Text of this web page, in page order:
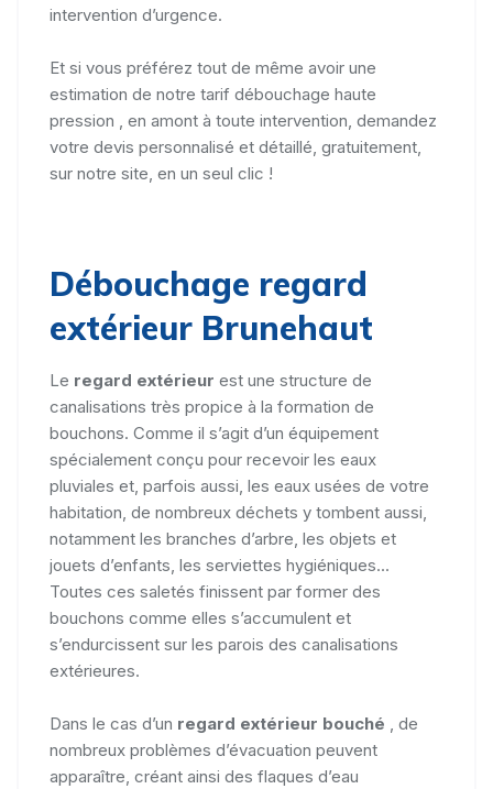
intervention d’urgence.
Et si vous préférez tout de même avoir une
estimation de notre tarif débouchage haute
pression , en amont à toute intervention, demandez
votre devis personnalisé et détaillé, gratuitement,
sur notre site, en un seul clic !
Débouchage regard
extérieur Brunehaut
Le regard extérieur est une structure de
canalisations très propice à la formation de
bouchons. Comme il s’agit d’un équipement
spécialement conçu pour recevoir les eaux
pluviales et, parfois aussi, les eaux usées de votre
habitation, de nombreux déchets y tombent aussi,
notamment les branches d’arbre, les objets et
jouets d’enfants, les serviettes hygiéniques...
Toutes ces saletés finissent par former des
bouchons comme elles s’accumulent et
s’endurcissent sur les parois des canalisations
extérieures.
Dans le cas d’un regard extérieur bouché , de
nombreux problèmes d’évacuation peuvent
apparaître, créant ainsi des flaques d’eau